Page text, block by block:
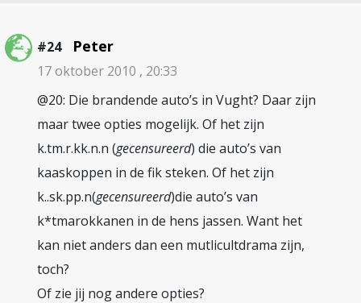
#24 Peter
17 oktober 2010 , 20:33
@20: Die brandende auto’s in Vught? Daar zijn
maar twee opties mogelijk. Of het zijn
k.tm.r.kk.n.n (gecensureerd) die auto’s van
kaaskoppen in de fik steken. Of het zijn
k..sk.pp.n(gecensureerd)die auto’s van
k*tmarokkanen in de hens jassen. Want het
kan niet anders dan een mutlicultdrama zijn,
toch?
Of zie jij nog andere opties?